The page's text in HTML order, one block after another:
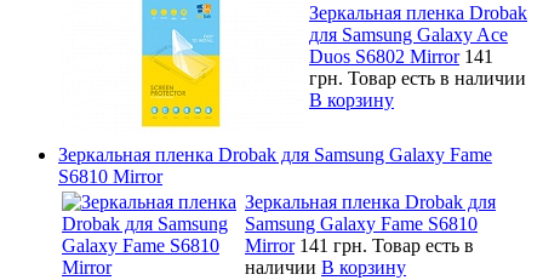
Зеркальная пленка Drobak
для Samsung Galaxy Ace
Duos S6802 Mirror 141
грн. Товар есть в наличии
В корзину
Зеркальная пленка Drobak для Samsung Galaxy Fame
S6810 Mirror
Зеркальная пленка Drobak для
Samsung Galaxy Fame S6810
Mirror 141 грн. Товар есть в
наличии В корзину